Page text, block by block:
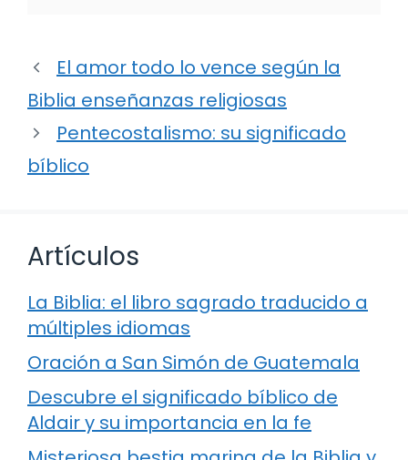
El amor todo lo vence según la
Biblia enseñanzas religiosas
Pentecostalismo: su significado
bíblico
Artículos
La Biblia: el libro sagrado traducido a
múltiples idiomas
Oración a San Simón de Guatemala
Descubre el significado bíblico de
Aldair y su importancia en la fe